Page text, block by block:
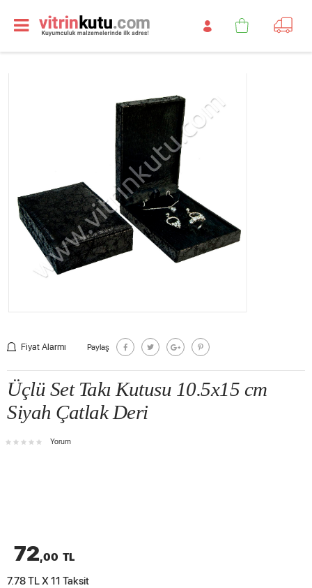
Fiyat Alarmı Paylaş
Üçlü Set Takı Kutusu 10.5x15 cm
Siyah Çatlak Deri
Yorum
72,00 TL
7.78 TL X 11 Taksit